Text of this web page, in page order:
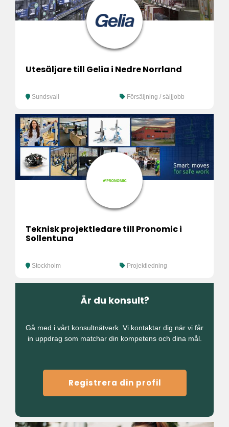
Utesäljare till Gelia i Nedre Norrland
Sundsvall Försäljning / säljjobb
Teknisk projektledare till Pronomic i
Sollentuna
Stockholm Projektledning
Är du konsult?
Gå med i vårt konsultnätverk. Vi kontaktar dig när vi får
in uppdrag som matchar din kompetens och dina mål.
Registrera din profil